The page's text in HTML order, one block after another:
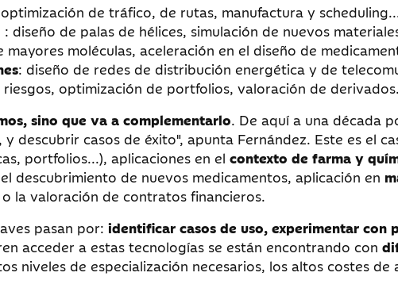
de tráfico, de rutas, manufactura y
: diseño de palas de hélices, simulación de nuevos
mayores moléculas, aceleración en el diseño de
: diseño de redes de distribución energética y de
riesgos, optimización de portfolios, valoración de
sino que va a complementarlo. De aquí a una década
descubrir casos de éxito", apunta Fernández. Este es el
portfolios...), aplicaciones en el contexto de farma y
descubrimiento de nuevos medicamentos, aplicación en
o la valoración de contratos financieros.
pasan por: identificar casos de uso, experimentar
acceder a estas tecnologías se están encontrando con
niveles de especialización necesarios, los altos costes